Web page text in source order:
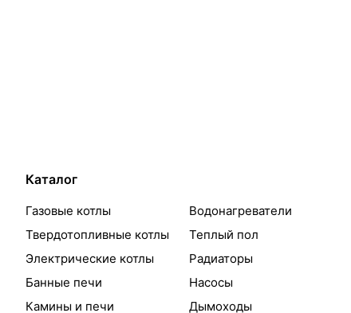
Каталог
Газовые котлы
Твердотопливные котлы
Электрические котлы
Банные печи
Камины и печи
Водонагреватели
Теплый пол
Радиаторы
Насосы
Дымоходы